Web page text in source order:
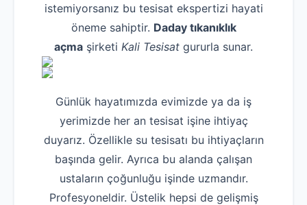
istemiyorsanız bu tesisat ekspertizi hayati
öneme sahiptir. Daday tıkanıklık
açma şirketi Kali Tesisat gururla sunar.
Günlük hayatımızda evimizde ya da iş
yerimizde her an tesisat işine ihtiyaç
duyarız. Özellikle su tesisatı bu ihtiyaçların
başında gelir. Ayrıca bu alanda çalışan
ustaların çoğunluğu işinde uzmandır.
Profesyoneldir. Üstelik hepsi de gelişmiş